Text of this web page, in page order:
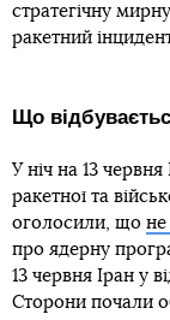
стратегічну
ракетний
Що
У ніч на 13 червня
ракетної та
оголосили, що не
про ядерну
13 червня Іран у
Сторони почали